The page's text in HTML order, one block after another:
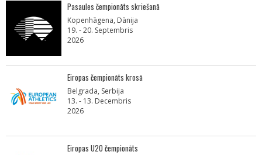
Pasaules čempionāts skriešanā
Kopenhāgena, Dānija
19. - 20. Septembris
2026
Eiropas čempionāts krosā
Belgrada, Serbija
13. - 13. Decembris
2026
Eiropas U20 čempionāts